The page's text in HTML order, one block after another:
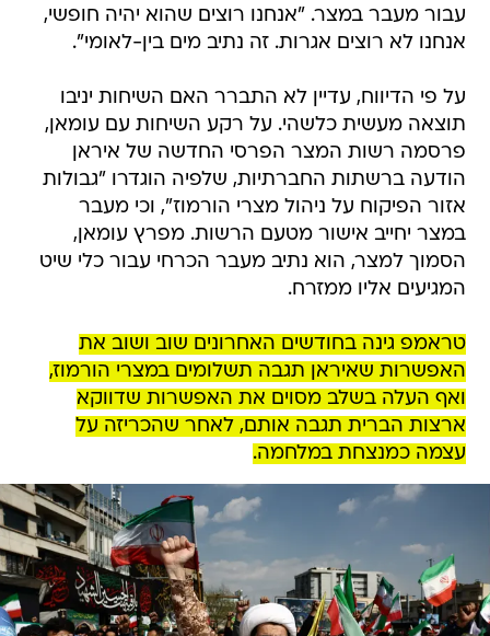
עבור מעבר במצר. "אנחנו רוצים שהוא יהיה חופשי,
אנחנו לא רוצים אגרות. זה נתיב מים בין-לאומי".
על פי הדיווח, עדיין לא התברר האם השיחות יניבו
תוצאה מעשית כלשהי. על רקע השיחות עם עומאן,
פרסמה רשות המצר הפרסי החדשה של איראן
הודעה ברשתות החברתיות, שלפיה הוגדרו "גבולות
אזור הפיקוח על ניהול מצרי הורמוז", וכי מעבר
במצר יחייב אישור מטעם הרשות. מפרץ עומאן,
הסמוך למצר, הוא נתיב מעבר הכרחי עבור כלי שיט
המגיעים אליו ממזרח.
טראמפ גינה בחודשים האחרונים שוב ושוב את
האפשרות שאיראן תגבה תשלומים במצרי הורמוז,
ואף העלה בשלב מסוים את האפשרות שדווקא
ארצות הברית תגבה אותם, לאחר שהכריזה על
עצמה כמנצחת במלחמה.